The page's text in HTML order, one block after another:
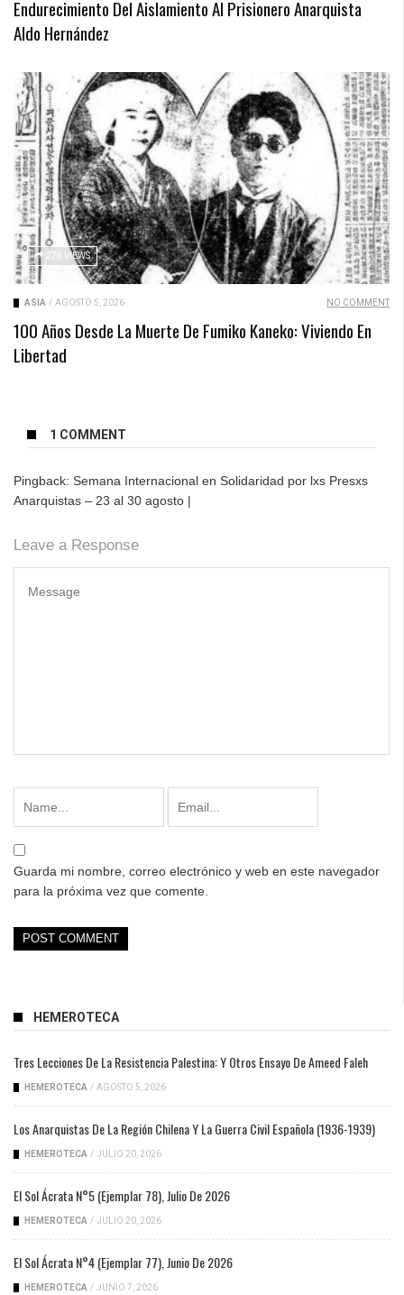
Endurecimiento Del Aislamiento Al Prisionero Anarquista
Aldo Hernández
278 VIEWS
ASIA / AGOSTO 5, 2026 NO COMMENT
100 Años Desde La Muerte De Fumiko Kaneko: Viviendo En
Libertad
1 COMMENT
Pingback: Semana Internacional en Solidaridad por lxs Presxs
Anarquistas – 23 al 30 agosto |
Leave a Response
Guarda mi nombre, correo electrónico y web en este navegador
para la próxima vez que comente.
HEMEROTECA
Tres Lecciones De La Resistencia Palestina: Y Otros Ensayo De Ameed Faleh
HEMEROTECA / AGOSTO 5, 2026
Los Anarquistas De La Región Chilena Y La Guerra Civil Española (1936-1939)
HEMEROTECA / JULIO 20, 2026
El Sol Ácrata N°5 (ejemplar 78), Julio De 2026
HEMEROTECA / JULIO 20, 2026
El Sol Ácrata N°4 (ejemplar 77), Junio De 2026
HEMEROTECA / JUNIO 7, 2026